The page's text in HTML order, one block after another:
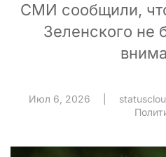
СМИ сообщили,
Зеленского не
Июл 6, 2026